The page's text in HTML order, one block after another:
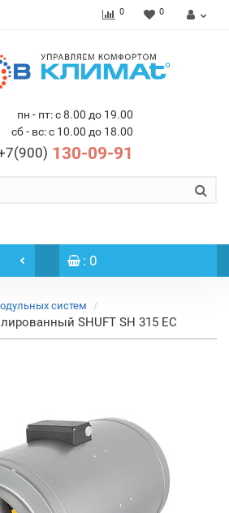
0 0
пн - пт: с 8.00 до 19.00
сб - вс: с 10.00 до 18.00
130-09-91
: 0
систем
SHUFT SH 315 EC